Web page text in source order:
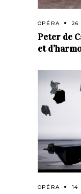
OPÉRA 26
Peter de
et
OPÉRA 14